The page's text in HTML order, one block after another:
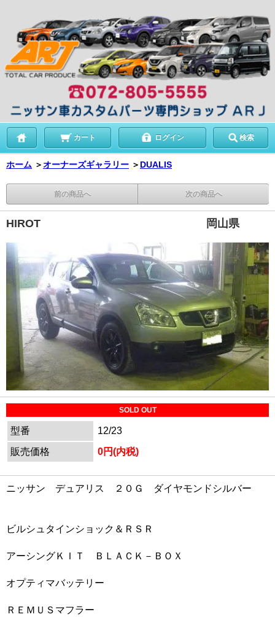
カート ログイン 検索
ホーム ＞オーナーズギャラリー ＞ DUALIS
前の商品へ 次の商品へ
HIROT 岡山県
SOLD OUT
型番
12/23
販売価格
0円(内税)
ニッサン デュアリス ２０Ｇ ダイヤモンドシルバー
ビルシュタインショック＆ＲＳＲ
アーシングＫＩＴ ＢＬＡＣＫ－ＢＯＸ
オプティマバッテリー
ＲＥＭＵＳマフラー